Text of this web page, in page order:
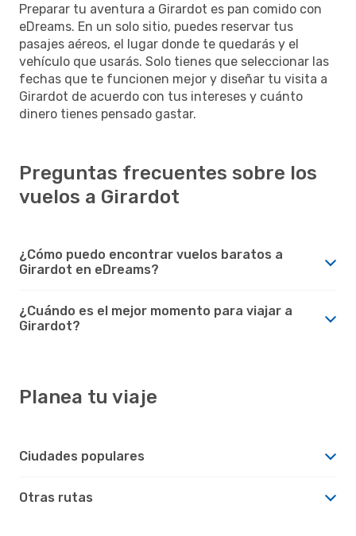
Preparar tu aventura a Girardot es pan comido con
eDreams. En un solo sitio, puedes reservar tus
pasajes aéreos, el lugar donde te quedarás y el
vehículo que usarás. Solo tienes que seleccionar las
fechas que te funcionen mejor y diseñar tu visita a
Girardot de acuerdo con tus intereses y cuánto
dinero tienes pensado gastar.
Preguntas frecuentes sobre los
vuelos a Girardot
¿Cómo puedo encontrar vuelos baratos a
Girardot en eDreams?
¿Cuándo es el mejor momento para viajar a
Girardot?
Planea tu viaje
Ciudades populares
Otras rutas